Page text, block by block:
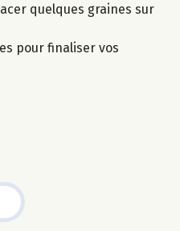
quelques graines sur
pour finaliser vos